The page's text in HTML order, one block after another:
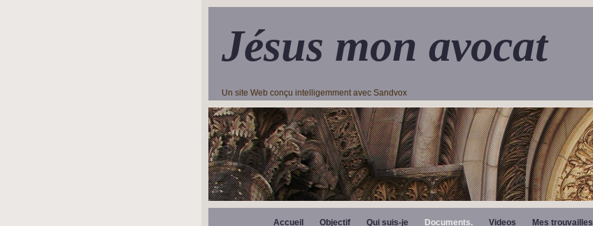
Jésus mon avocat
Un site Web conçu intelligemment avec Sandvox
Accueil Objectif Qui suis-je Documents. Videos Mes trouvailles